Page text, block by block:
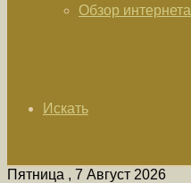
Обзор интернета
Искать
Пятница , 7 Август 2026